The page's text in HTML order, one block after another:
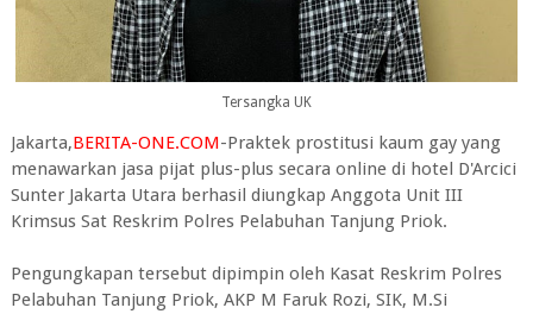
Tersangka UK
Jakarta,BERITA-ONE.COM-Praktek prostitusi kaum gay yang
menawarkan jasa pijat plus-plus secara online di hotel D'Arcici
Sunter Jakarta Utara berhasil diungkap Anggota Unit III
Krimsus Sat Reskrim Polres Pelabuhan Tanjung Priok.
Pengungkapan tersebut dipimpin oleh Kasat Reskrim Polres
Pelabuhan Tanjung Priok, AKP M Faruk Rozi, SIK, M.Si